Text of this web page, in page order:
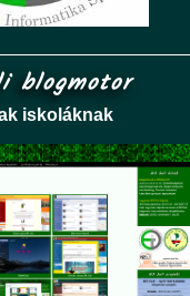
blogmotor
iskoláknak